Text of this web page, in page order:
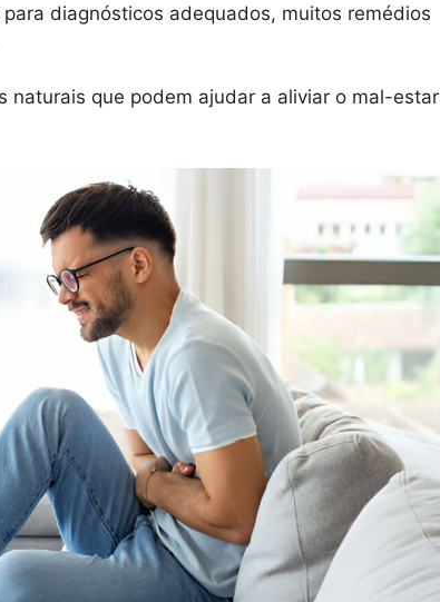
diagnósticos adequados, muitos remédios
naturais que podem ajudar a aliviar o mal-estar